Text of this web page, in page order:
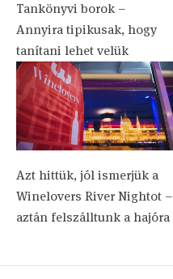
Tankönyvi borok –
Annyira tipikusak, hogy
tanítani lehet velük
Azt hittük, jól ismerjük a
Winelovers River Nightot –
aztán felszálltunk a hajóra